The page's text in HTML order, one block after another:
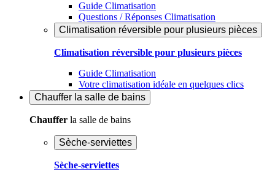
Guide Climatisation
Questions / Réponses Climatisation
Climatisation réversible pour plusieurs pièces
Climatisation réversible pour plusieurs pièces
Guide Climatisation
Votre climatisation idéale en quelques clics
Chauffer la salle de bains
Chauffer la salle de bains
Sèche-serviettes
Sèche-serviettes